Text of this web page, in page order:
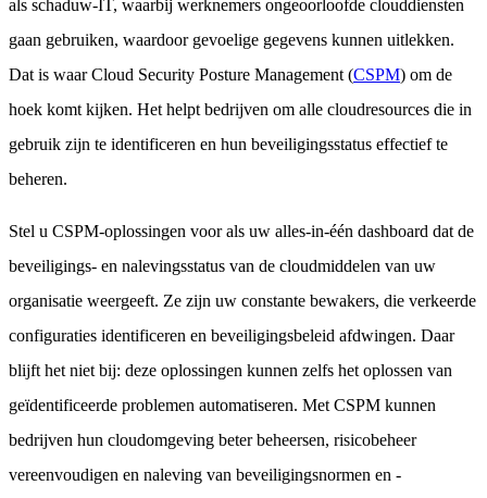
als schaduw-IT, waarbij werknemers ongeoorloofde clouddiensten
gaan gebruiken, waardoor gevoelige gegevens kunnen uitlekken.
Dat is waar Cloud Security Posture Management (CSPM) om de
hoek komt kijken. Het helpt bedrijven om alle cloudresources die in
gebruik zijn te identificeren en hun beveiligingsstatus effectief te
beheren.
Stel u CSPM-oplossingen voor als uw alles-in-één dashboard dat de
beveiligings- en nalevingsstatus van de cloudmiddelen van uw
organisatie weergeeft. Ze zijn uw constante bewakers, die verkeerde
configuraties identificeren en beveiligingsbeleid afdwingen. Daar
blijft het niet bij: deze oplossingen kunnen zelfs het oplossen van
geïdentificeerde problemen automatiseren. Met CSPM kunnen
bedrijven hun cloudomgeving beter beheersen, risicobeheer
vereenvoudigen en naleving van beveiligingsnormen en -